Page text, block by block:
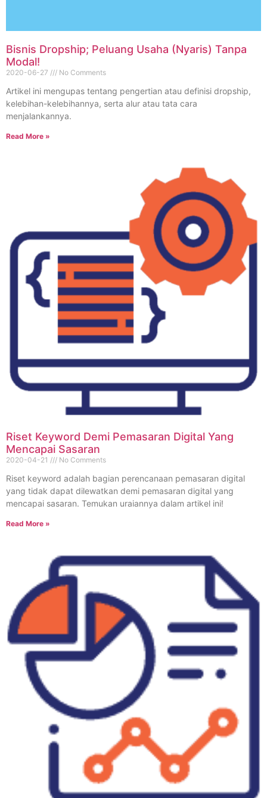
Bisnis Dropship; Peluang Usaha (Nyaris) Tanpa
Modal!
2020-06-27 No Comments
Artikel ini mengupas tentang pengertian atau definisi dropship,
kelebihan-kelebihannya, serta alur atau tata cara
menjalankannya.
Read More »
Riset Keyword Demi Pemasaran Digital Yang
Mencapai Sasaran
2020-04-21 No Comments
Riset keyword adalah bagian perencanaan pemasaran digital
yang tidak dapat dilewatkan demi pemasaran digital yang
mencapai sasaran. Temukan uraiannya dalam artikel ini!
Read More »